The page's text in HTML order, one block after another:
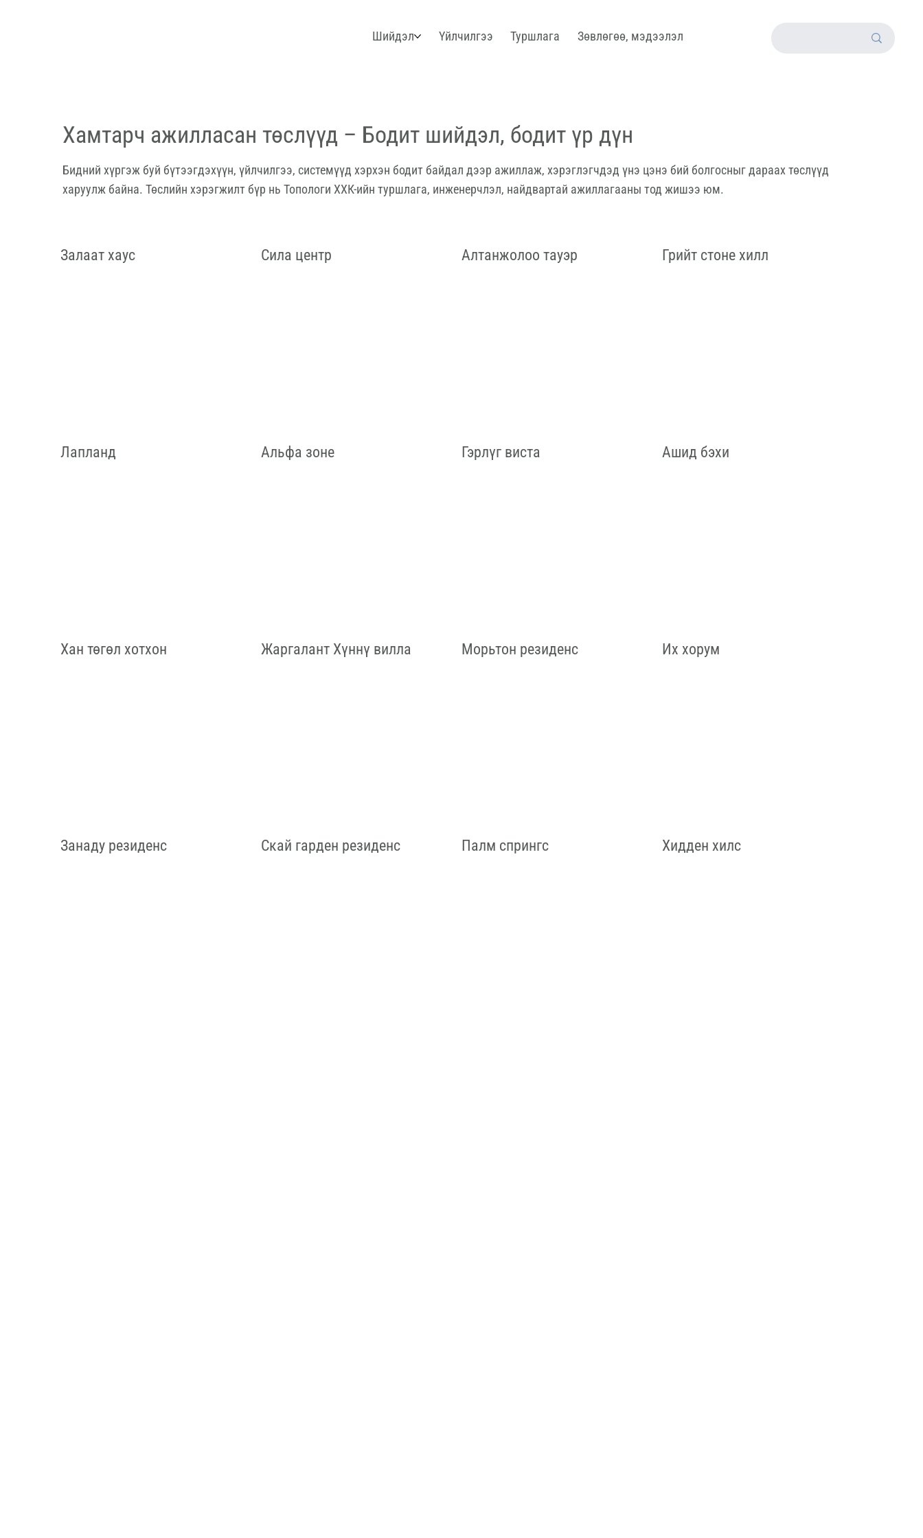
Шийдэл Үйлчилгээ Туршлага Зөвлөгөө, мэдээлэл
Хамтарч ажилласан төслүүд – Бодит шийдэл, бодит үр дүн
Бидний хүргэж буй бүтээгдэхүүн, үйлчилгээ, системүүд хэрхэн бодит байдал дээр ажиллаж, хэрэглэгчдэд үнэ цэнэ бий болгосныг дараах төслүүд
харуулж байна. Төслийн хэрэгжилт бүр нь Топологи ХХК-ийн туршлага, инженерчлэл, найдвартай ажиллагааны тод жишээ юм.
Залаат хаус Сила центр Алтанжолоо тауэр Грийт стоне хилл
Лапланд Альфа зоне Гэрлүг виста Ашид бэхи
Хан төгөл хотхон Жаргалант Хүннү вилла Морьтон резиденс Их хорум
Занаду резиденс Скай гарден резиденс Палм спрингс Хидден хилс